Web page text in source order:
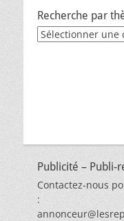
Recherche par
Recherche
Publicité – Publi-
Contactez-nous
: